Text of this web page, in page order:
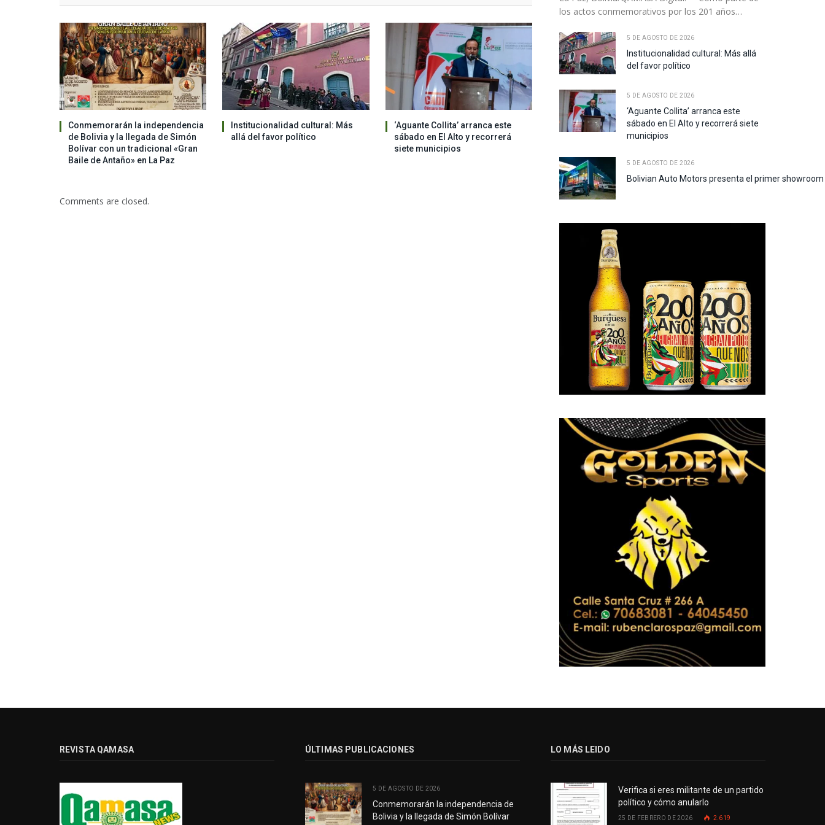
Conmemorarán la independencia
de Bolivia y la llegada de Simón
Bolívar con un tradicional «Gran
Baile de Antaño» en La Paz
Institucionalidad cultural: Más
allá del favor político
‘Aguante Collita’ arranca este
sábado en El Alto y recorrerá
siete municipios
Comments are closed.
los actos conmemorativos por los 201 años…
5 DE AGOSTO DE 2026
Institucionalidad cultural: Más allá
del favor político
5 DE AGOSTO DE 2026
‘Aguante Collita’ arranca este
sábado en El Alto y recorrerá siete
municipios
5 DE AGOSTO DE 2026
Bolivian Auto Motors presenta el primer
REVISTA QAMASA ÚLTIMAS PUBLICACIONES
5 DE AGOSTO DE 2026
Conmemorarán la independencia de
Bolivia y la llegada de Simón Bolívar
LO MÁS LEIDO
Verifica si eres militante de un partido
político y cómo anularlo
25 DE FEBRERO DE 2026 2.619